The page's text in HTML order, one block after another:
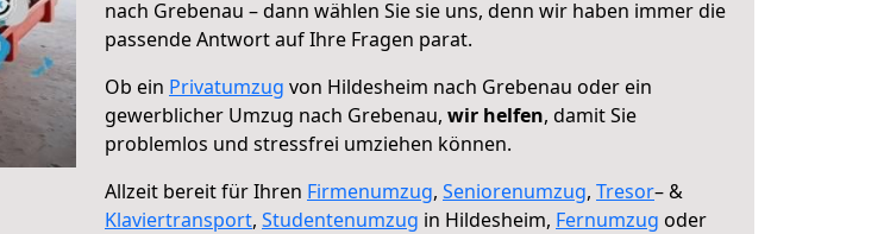
nach Grebenau – dann wählen Sie sie uns, denn wir haben immer die
passende Antwort auf Ihre Fragen parat.
Ob ein Privatumzug von Hildesheim nach Grebenau oder ein
gewerblicher Umzug nach Grebenau, wir helfen, damit Sie
problemlos und stressfrei umziehen können.
Allzeit bereit für Ihren Firmenumzug, Seniorenumzug, Tresor– &
Klaviertransport, Studentenumzug in Hildesheim, Fernumzug oder